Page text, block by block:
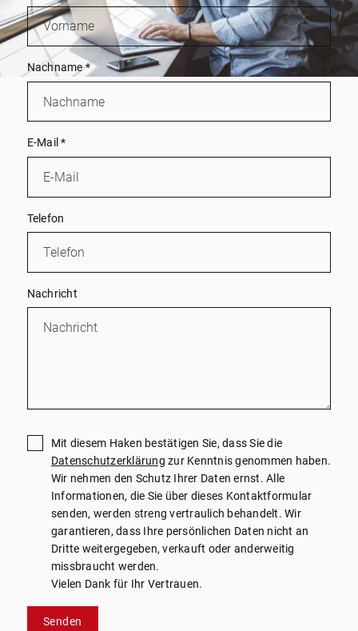
Nachname*
E-Mail*
Telefon
Nachricht
Mit diesem Haken bestätigen Sie, dass Sie die
Datenschutzerklärung zur Kenntnis genommen haben.
Wir nehmen den Schutz Ihrer Daten ernst. Alle
Informationen, die Sie über dieses Kontaktformular
senden, werden streng vertraulich behandelt. Wir
garantieren, dass Ihre persönlichen Daten nicht an
Dritte weitergegeben, verkauft oder anderweitig
missbraucht werden.
Vielen Dank für Ihr Vertrauen.
Senden